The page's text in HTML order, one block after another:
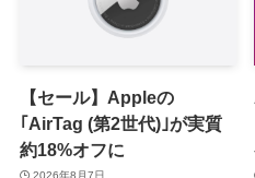
【セール】Appleの
｢AirTag (第2世代)｣が実質
約18%オフに
2026年8月7日